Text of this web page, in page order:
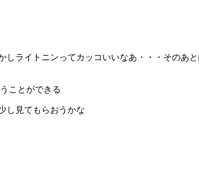
ライトニンってカッコいいなあ・・・そのあ
ことができる
し見てもらおうかな